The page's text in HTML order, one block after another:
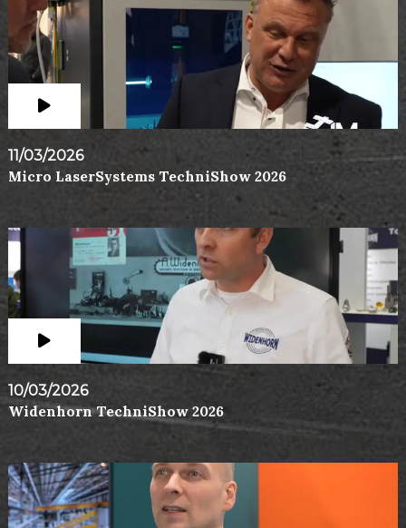
11/03/2026
Micro LaserSystems TechniShow 2026
10/03/2026
Widenhorn TechniShow 2026